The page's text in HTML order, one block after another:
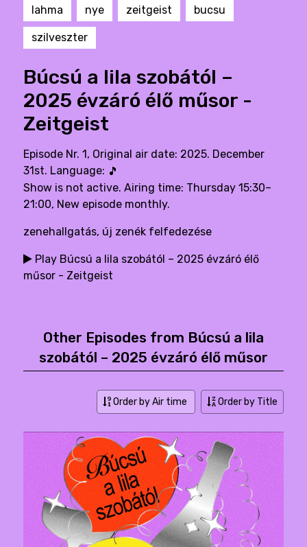
lahma nye zeitgeist bucsu
szilveszter
Búcsú a lila szobától –
2025 évzáró élő műsor -
Zeitgeist
Episode Nr. 1, Original air date: 2025. December
31st. Language: 🎵
Show is not active. Airing time: Thursday 15:30–
21:00, New episode monthly.
zenehallgatás, új zenék felfedezése
Play Búcsú a lila szobától – 2025 évzáró élő
műsor - Zeitgeist
Other Episodes from Búcsú a lila
szobától – 2025 évzáró élő műsor
Order by Air time Order by Title